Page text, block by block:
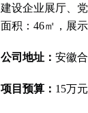
建设企业展厅、
面积：46㎡，展
公司地址： 安徽
项目预算： 15万元